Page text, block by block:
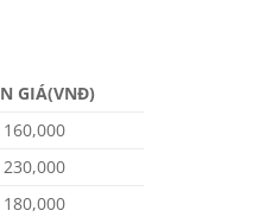
GIÁ(VNĐ)
160,000
230,000
180,000